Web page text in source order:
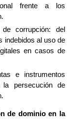
frente a los
corrupción: del
indebidos al uso de
en casos de
e instrumentos
la persecución de
de dominio en la